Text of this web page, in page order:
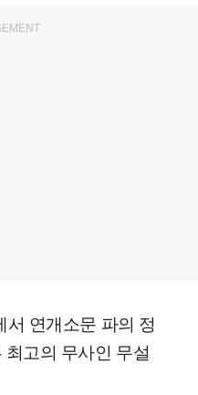
연개소문 파의 정
고의 무사인 무설